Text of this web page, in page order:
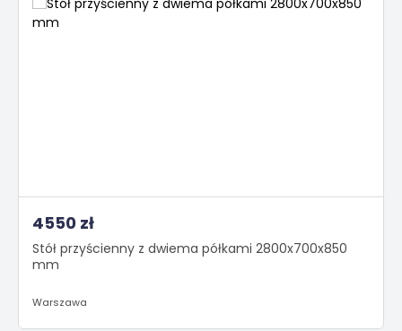
4550 zł
Stół przyścienny z dwiema półkami 2800x700x850
mm
Warszawa